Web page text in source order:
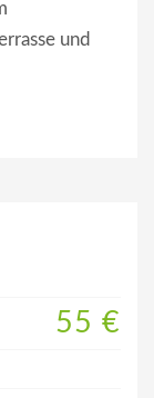
und
55 €